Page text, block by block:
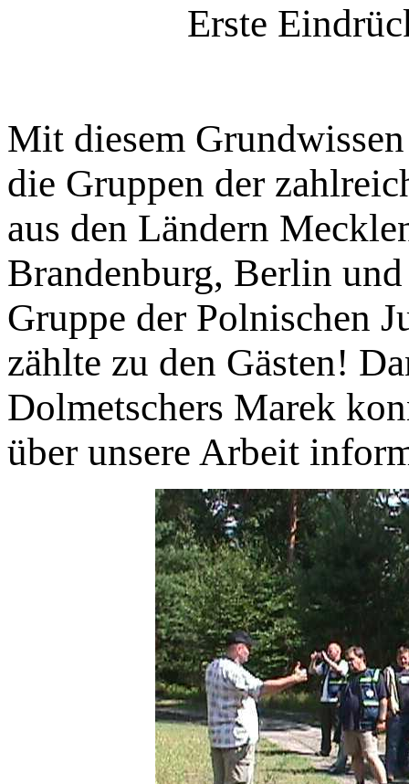
Erste
Mit diesem
die Gruppen der
aus den Ländern
Brandenburg, Berlin
Gruppe der Polnischen
zählte zu den Gästen!
Dolmetschers Marek
über unsere Arbeit